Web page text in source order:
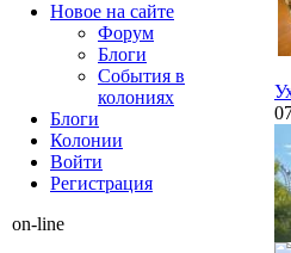
Новое на сайте
Форум
Блоги
События в
колониях
Блоги
Колонии
Войти
Peгиcтpaция
on-line